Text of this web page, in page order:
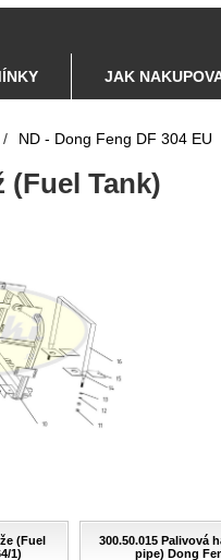
JAK
/ ND - Dong Feng DF 304 EU
(Fuel Tank)
(Fuel
1)
300.50.015 Palivová
pipe) Dong